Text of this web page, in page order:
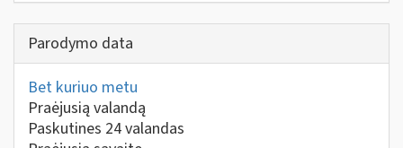
Parodymo data
Bet kuriuo metu
Praėjusią valandą
Paskutines 24 valandas